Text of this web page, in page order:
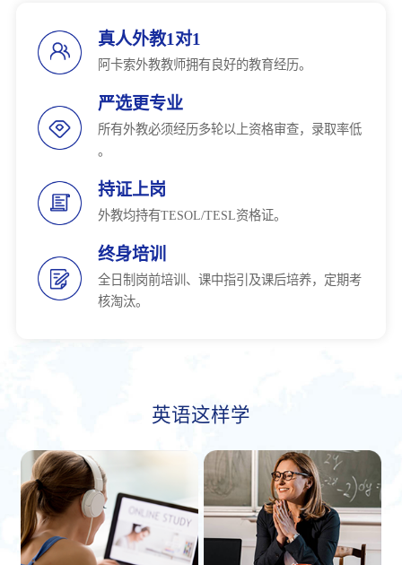
真人外教1对1
阿卡索外教教师拥有良好的教育经历。
严选更专业
所有外教必须经历多轮以上资格审查，录取率低
。
持证上岗
外教均持有TESOL/TESL资格证。
终身培训
全日制岗前培训、课中指引及课后培养，定期考
核淘汰。
英语这样学